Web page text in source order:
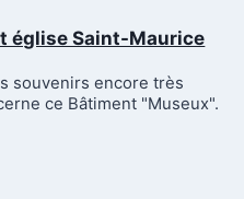
église Saint-Maurice
souvenirs encore très
ce Bâtiment "Museux".